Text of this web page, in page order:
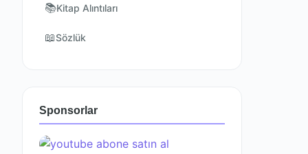
📚Kitap Alıntıları
📖Sözlük
Sponsorlar